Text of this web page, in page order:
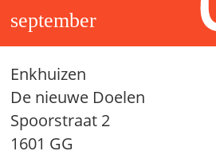
september
Enkhuizen
De nieuwe Doelen
Spoorstraat 2
1601 GG